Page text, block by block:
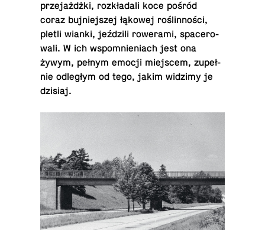
prze­jażdż­ki, roz­kła­da­li koce pośród
coraz buj­niej­szej łąkowej ro­ślin­no­ści,
pletli wianki, jeź­dzi­li ro­we­ra­mi, spa­ce­ro­
wa­li. W ich wspo­mnie­niach jest ona
żywym, pełnym emocji miej­scem, zu­peł­
nie od­le­głym od tego, jakim widzimy je
dzisiaj.